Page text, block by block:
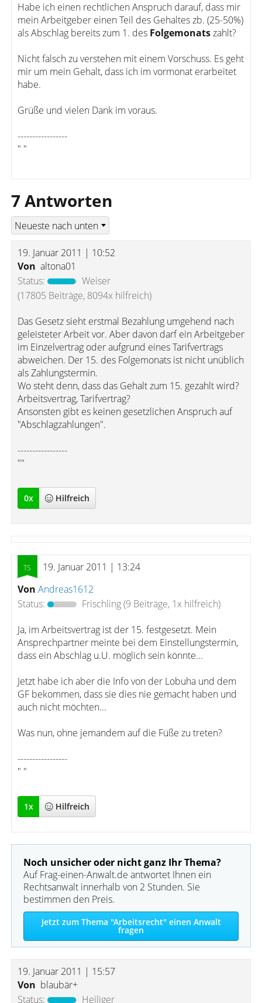
Habe ich einen rechtlichen Anspruch darauf, dass mir
mein Arbeitgeber einen Teil des Gehaltes zb. (25-50%)
als Abschlag bereits zum 1. des Folgemonatszahlt?
Nicht falsch zu verstehen mit einem Vorschuss. Es geht
mir um mein Gehalt, dass ich im vormonat erarbeitet
habe.
Grüße und vielen Dank im voraus.
-----------------
" "
7 Antworten
19. Januar 2011 | 10:52
Von altona01
Status:
Weiser
(17805 Beiträge, 8094x hilfreich)
Das Gesetz sieht erstmal Bezahlung umgehend nach
geleisteter Arbeit vor. Aber davon darf ein Arbeitgeber
im Einzelvertrag oder aufgrund eines Tarifvertrags
abweichen. Der 15. des Folgemonats ist nicht unüblich
als Zahlungstermin.
Wo steht denn, dass das Gehalt zum 15. gezahlt wird?
Arbeitsvertrag, Tarifvertrag?
Ansonsten gibt es keinen gesetzlichen Anspruch auf
"Abschlagzahlungen".
-----------------
""
0x Hilfreich
19. Januar 2011 | 13:24
Von Andreas1612
Status:
Frischling(9 Beiträge, 1x hilfreich)
Ja, im Arbeitsvertrag ist der 15. festgesetzt. Mein
Ansprechpartner meinte bei dem Einstellungstermin,
dass ein Abschlag u.U. möglich sein könnte...
Jetzt habe ich aber die Info von der Lobuha und dem
GF bekommen, dass sie dies nie gemacht haben und
auch nicht möchten...
Was nun, ohne jemandem auf die Füße zu treten?
-----------------
" "
1x Hilfreich
Noch unsicher oder nicht ganz Ihr Thema?
Auf Frag-einen-Anwalt.de antwortet Ihnen ein
Rechtsanwalt innerhalb von 2 Stunden. Sie
bestimmen den Preis.
Jetzt zum Thema "Arbeitsrecht" einen Anwalt
fragen
19. Januar 2011 | 15:57
Von blaubär+
Status:
Heiliger